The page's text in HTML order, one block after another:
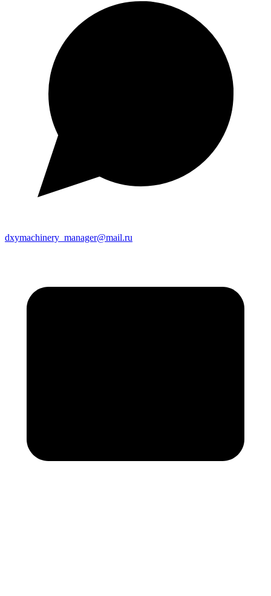
dxymachinery_manager@mail.ru